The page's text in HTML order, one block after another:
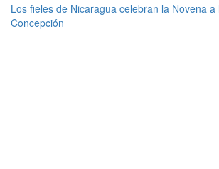
Los fieles de Nicaragua celebran la Novena a
Concepción